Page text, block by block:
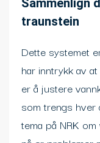
Sammenlign
traunstein
Dette systemet
har inntrykk av
er å justere
som trengs hver
tema på NRK